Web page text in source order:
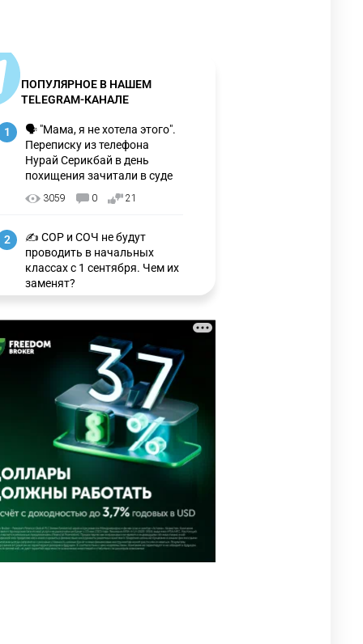
ПОПУЛЯРНОЕ В НАШЕМ
TELEGRAM-КАНАЛЕ
1
🗣 "Мама, я не хотела этого".
Переписку из телефона
Нурай Серикбай в день
похищения зачитали в суде
3059 0 21
2
✍️ СОР и СОЧ не будут
проводить в начальных
классах с 1 сентября. Чем их
заменят?
3
🗣 Мужчина сказал тост на
свадьбе и заработал
уголовное дело
2943 11 88
⚠️ Доброе утро, друзья!
Предлагаем обзор главных
новостей за 4 августа
2744 0 1
5
🗣Глава государства
направил телеграмму
соболезнования родным и